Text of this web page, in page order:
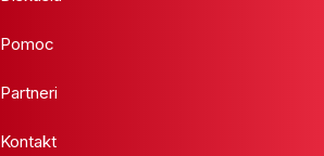
Pomoc
Partneri
Kontakt